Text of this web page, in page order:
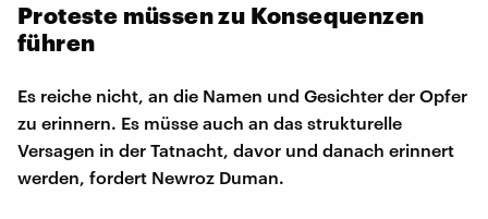
Proteste müssen zu Konsequenzen
führen
Es reiche nicht, an die Namen und Gesichter der Opfer
zu erinnern. Es müsse auch an das strukturelle
Versagen in der Tatnacht, davor und danach erinnert
werden, fordert Newroz Duman.